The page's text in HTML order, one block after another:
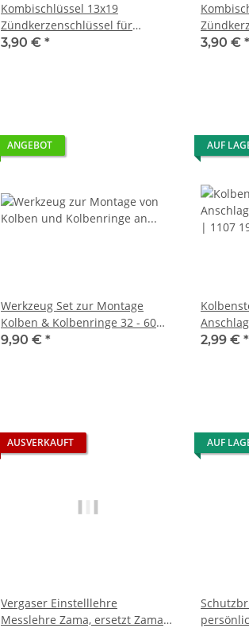
Kombischlüssel 13x19
Zündkerzenschlüssel für
Motorsäge
3,90 € *
Motorsäge
3,90 € *
ANGEBOT
Werkzeug Set zur Montage
Kolben & Kolbenringe 32 - 60
mm
9,90 € *
AUF
wie
2,99 € *
AUSVERKAUFT
Vergaser Einstelllehre
Messlehre Zama, ersetzt Zama
AUF